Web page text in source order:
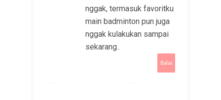
nggak, termasuk favoritku
main badminton pun juga
nggak kulakukan sampai
sekarang..
Balas